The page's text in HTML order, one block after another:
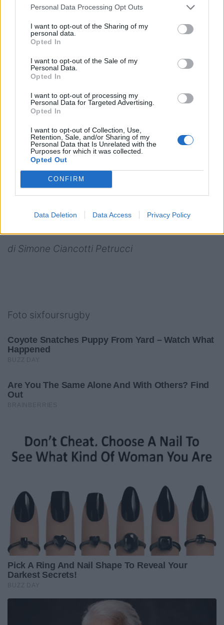
Personal Data Processing Opt Outs
I want to opt-out of the Sharing of my
personal data.
Opted In
I want to opt-out of the Sale of my
Personal Data.
Opted In
I want to opt-out of processing my
Personal Data for Targeted Advertising.
Opted In
I want to opt-out of Collection, Use,
Retention, Sale, and/or Sharing of my
Personal Data that Is Unrelated with the
Purposes for which it was collected.
Opted Out
CONFIRM
Data Deletion Data Access Privacy Policy
partecipato ad altre quattro Coppe del Mondo.
Cinque in totale.
In maglia azzurra ha ottenuto la vittoria del
Trofeo Giuseppe Garibaldi in due occasioni
(2011 e 2013).
Dati alla mano, con la partecipazione al 6
Nazioni del prossimo anno, con anche qualche
test match, potrebbe superare il record di
presenze internazionali stabilito da Richie
McCaw (148). Ad oggi è fermo a 142.
Intanto, nell’attesa delle convocazioni, Sergio
Parisse si diverte a segnare mete per il Tolone
di Simone Ciancotti Petrucci
Foto sixfoursrugby